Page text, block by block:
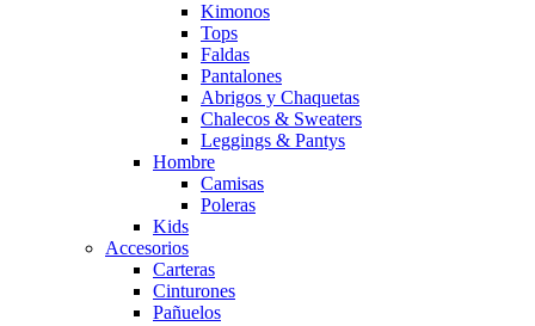
Kimonos
Tops
Faldas
Pantalones
Abrigos y Chaquetas
Chalecos & Sweaters
Leggings & Pantys
Hombre
Camisas
Poleras
Kids
Accesorios
Carteras
Cinturones
Pañuelos